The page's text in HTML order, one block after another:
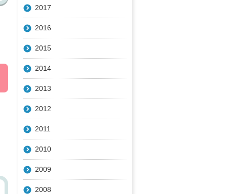
2017
2016
2015
2014
2013
2012
2011
2010
2009
2008